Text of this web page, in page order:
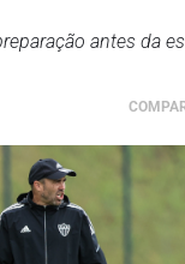
antes da